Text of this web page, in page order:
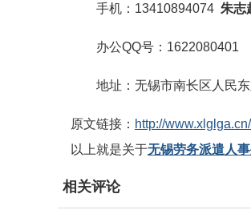
手机：13410894074 朱志
办公QQ号：1622080401
地址：无锡市南长区人民
原文链接： http://
以上就是关于无锡劳务派遣人
相关评论